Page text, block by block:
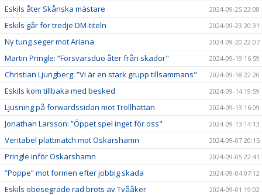
Eskils åter Skånska mästare 2024-09-25 23:08
Eskils går för tredje DM-titeln 2024-09-23 20:31
Ny tung seger mot Ariana 2024-09-20 22:07
Martin Pringle: ”Försvarsduo åter från skador" 2024-09-19 16:59
Christian Ljungberg: ”Vi är en stark grupp tillsammans" 2024-09-18 22:20
Eskils kom tillbaka med besked 2024-09-14 19:59
Ljusning på forwardssidan mot Trollhättan 2024-09-13 16:09
Jonathan Larsson: ”Öppet spel inget för oss" 2024-09-13 14:13
Veritabel plattmatch mot Oskarshamn 2024-09-07 20:15
Pringle inför Oskarshamn 2024-09-05 22:41
”Poppe” mot formen efter jobbig skada 2024-09-04 07:12
Eskils obesegrade rad bröts av Tvååker 2024-09-01 19:02